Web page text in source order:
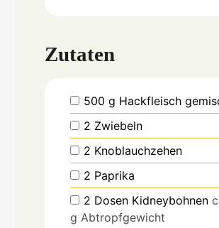
Zutaten
▢
500 g Hackfleisch
▢
2 Zwiebeln
▢
2 Knoblauchzehen
▢
2 Paprika
▢
2 Dosen Kidneybohnen
g Abtropfgewicht